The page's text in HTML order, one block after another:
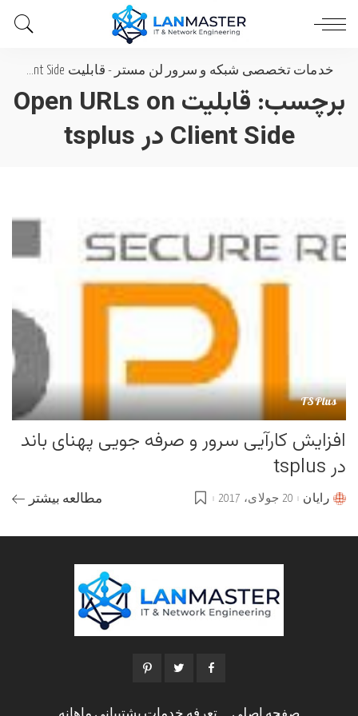
خدمات تخصصی شبکه و سرور لن مستر - قابلیت Open URLs on Client Side در tsplus
برچسب:
قابلیت Open URLs on
Client Side در tsplus
TSPlus
افزایش کارآیی سرور و صرفه جویی پهنای باند
در tsplus
Postedرایان 20 جولای، 2017 مطالعه بیشتر